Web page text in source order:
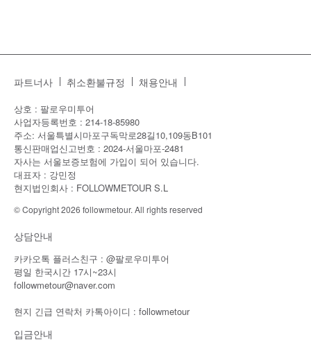
파트너사 취소환불규정 채용안내
상호 : 팔로우미투어
사업자등록번호 : 214-18-85980
주소: 서울특별시마포구독막로28길10,109동B101
통신판매업신고번호 : 2024-서울마포-2481
자사는 서울보증보험에 가입이 되어 있습니다.
대표자 : 강민정
현지법인회사 : FOLLOWMETOUR S.L
© Copyright 2026 followmetour. All rights reserved
상담안내
카카오톡 플러스친구 : @팔로우미투어
평일 한국시간 17시~23시
followmetour@naver.com
현지 긴급 연락처 카톡아이디 : followmetour
입금안내